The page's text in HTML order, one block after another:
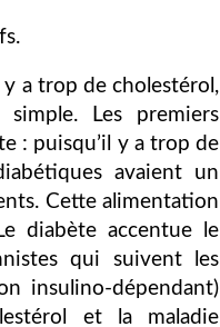
a trop de cholestérol,
Les premiers
: puisqu’il y a trop de
avaient un
Cette alimentation
diabète accentue le
qui suivent les
insulino-dépendant)
et la maladie